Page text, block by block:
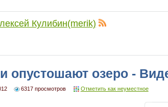
Кулибин(merik)
опустошают озеро -
6317 просмотров Отметить как неуместное